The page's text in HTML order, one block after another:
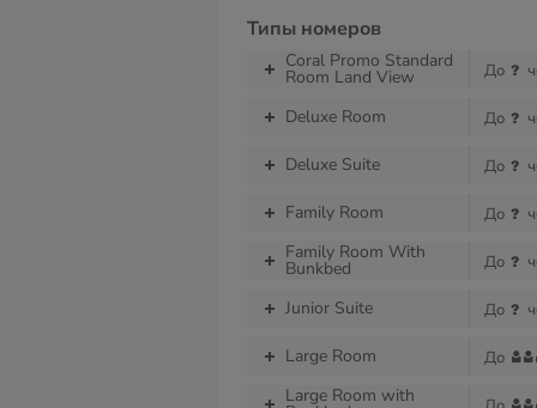
Типы номеров
Coral Promo Standard
Room Land View До
Deluxe Room До
Deluxe Suite До
Family Room До
Family Room With
Bunkbed До
Junior Suite До
Large Room До
Large Room with